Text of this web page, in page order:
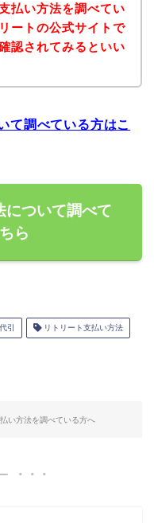
払い方法を調べてい
ートの公式サイトで
認されてみるといい
て調べている方はこ
について調べて
ら
引 リトリート支払い方法
い方法を調べている方へ